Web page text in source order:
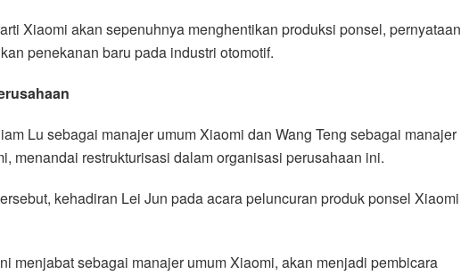
Xiaomi akan sepenuhnya menghentikan produksi ponsel, pernyataan
penekanan baru pada industri otomotif.
Lu sebagai manajer umum Xiaomi dan Wang Teng sebagai manajer
menandai restrukturisasi dalam organisasi perusahaan ini.
kehadiran Lei Jun pada acara peluncuran produk ponsel Xiaomi
menjabat sebagai manajer umum Xiaomi, akan menjadi pembicara